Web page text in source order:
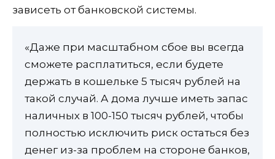
зависеть от банковской системы.
«Даже при масштабном сбое вы всегда
сможете расплатиться, если будете
держать в кошельке 5 тысяч рублей на
такой случай. А дома лучше иметь запас
наличных в 100-150 тысяч рублей, чтобы
полностью исключить риск остаться без
денег из-за проблем на стороне банков,